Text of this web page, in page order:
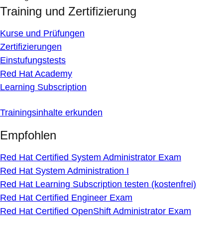
Training und Zertifizierung
Kurse und Prüfungen
Zertifizierungen
Einstufungstests
Red Hat Academy
Learning Subscription
Trainingsinhalte erkunden
Empfohlen
Red Hat Certified System Administrator Exam
Red Hat System Administration I
Red Hat Learning Subscription testen (kostenfrei)
Red Hat Certified Engineer Exam
Red Hat Certified OpenShift Administrator Exam